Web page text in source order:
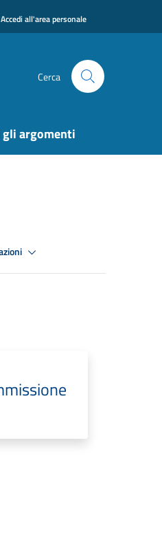
Accedi all'area personale
Cerca
argomenti